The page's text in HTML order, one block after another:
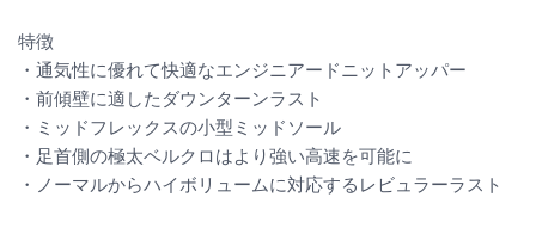
特徴
・通気性に優れて快適なエンジニアードニットアッパー
・前傾壁に適したダウンターンラスト
・ミッドフレックスの小型ミッドソール
・足首側の極太ベルクロはより強い高速を可能に
・ノーマルからハイボリュームに対応するレビュラーラスト